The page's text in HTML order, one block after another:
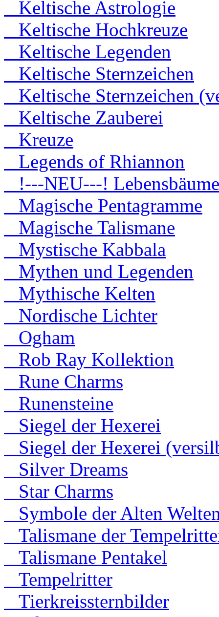
Keltische Astrologie
Keltische Hochkreuze
Keltische Legenden
Keltische Sternzeichen
Keltische Sternzeichen
Keltische Zauberei
Kreuze
Legends of Rhiannon
!---NEU---! Lebensbäume
Magische Pentagramme
Magische Talismane
Mystische Kabbala
Mythen und Legenden
Mythische Kelten
Nordische Lichter
Ogham
Rob Ray Kollektion
Rune Charms
Runensteine
Siegel der Hexerei
Siegel der Hexerei
Silver Dreams
Star Charms
Symbole der Alten
Talismane der
Talismane Pentakel
Tempelritter
Tierkreissternbilder